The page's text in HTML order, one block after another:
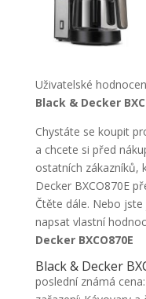
Uživatelské
Black & Decker
Chystáte se koupit
a chcete si před
ostatních zákazníků,
Decker BXCO870E
Čtěte dále. Nebo
napsat vlastní
Decker BXCO870E
Black & Decker
poslední známá